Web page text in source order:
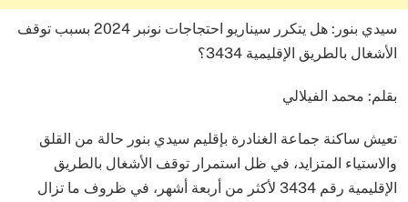
سيدي بنور: هل يتكرر سيناريو احتجاجات نونبر 2024 بسبب توقف
الأشغال بالطريق الإقليمية 3434؟
بقلم: محمد الفيلالي
تعيش ساكنة جماعة الغنادرة بإقليم سيدي بنور حالة من القلق
والاستياء المتزايد، في ظل استمرار توقف الأشغال بالطريق
الإقليمية رقم 3434 لأكثر من أربعة أشهر، في ظروف ما تزال